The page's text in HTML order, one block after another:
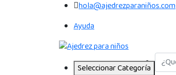
hola@ajedrezparaniños.com
Ayuda
Seleccionar Categoría